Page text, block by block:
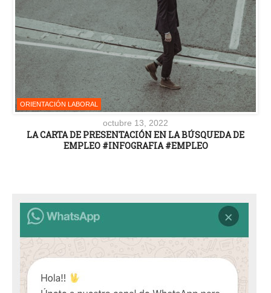
ORIENTACIÓN LABORAL
octubre 13, 2022
LA CARTA DE PRESENTACIÓN EN LA BÚSQUEDA DE
EMPLEO #INFOGRAFIA #EMPLEO